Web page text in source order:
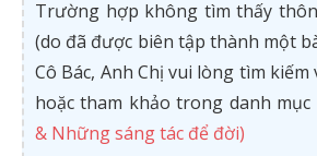
Trường hợp không tìm thấy
(do đã được biên tập thành một
Cô Bác, Anh Chị vui lòng tìm kiếm
hoặc tham khảo trong danh mục
& Những sáng tác để đời)